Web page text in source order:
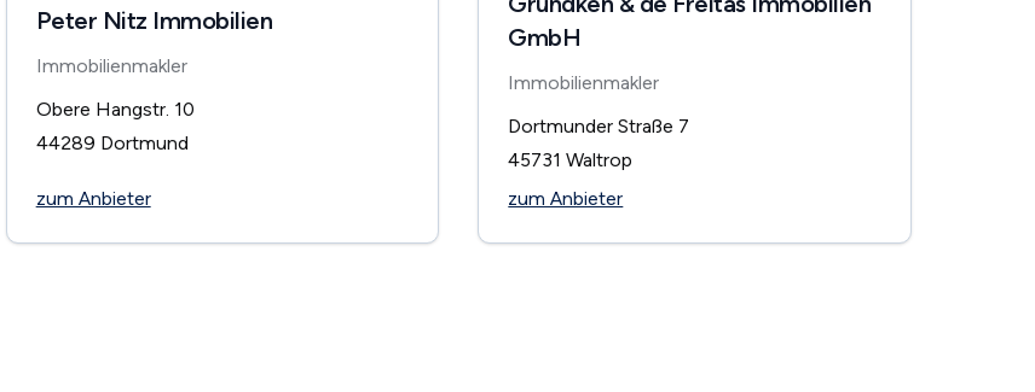
Peter Nitz Immobilien
Immobilienmakler
Obere Hangstr. 10
44289 Dortmund
zum Anbieter
GmbH
Immobilienmakler
Dortmunder Straße 7
45731 Waltrop
zum Anbieter